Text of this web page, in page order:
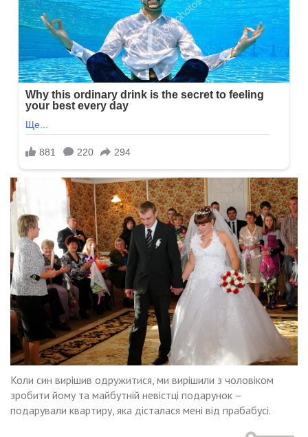
Коли син вирішив одружитися, ми вирішили з чоловіком
зробити йому та майбутній невістці подарунок –
подарували квартиру, яка дісталася мені від прабабусі.